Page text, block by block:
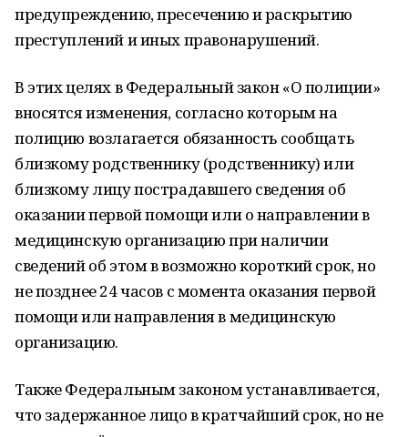
предупреждению, пресечению и раскрытию
преступлений и иных правонарушений.
В этих целях в Федеральный закон «О полиции»
вносятся изменения, согласно которым на
полицию возлагается обязанность сообщать
близкому родственнику (родственнику) или
близкому лицу пострадавшего сведения об
оказании первой помощи или о направлении в
медицинскую организацию при наличии
сведений об этом в возможно короткий срок, но
не позднее 24 часов с момента оказания первой
помощи или направления в медицинскую
организацию.
Также Федеральным законом устанавливается,
что задержанное лицо в кратчайший срок, но не